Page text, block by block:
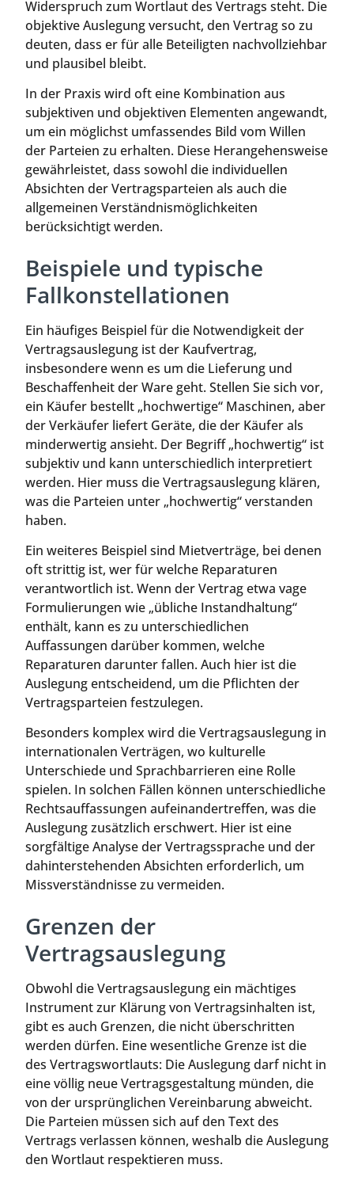
Widerspruch zum Wortlaut des Vertrags steht. Die
objektive Auslegung versucht, den Vertrag so zu
deuten, dass er für alle Beteiligten nachvollziehbar
und plausibel bleibt.
In der Praxis wird oft eine Kombination aus
subjektiven und objektiven Elementen angewandt,
um ein möglichst umfassendes Bild vom Willen
der Parteien zu erhalten. Diese Herangehensweise
gewährleistet, dass sowohl die individuellen
Absichten der Vertragsparteien als auch die
allgemeinen Verständnismöglichkeiten
berücksichtigt werden.
Beispiele und typische
Fallkonstellationen
Ein häufiges Beispiel für die Notwendigkeit der
Vertragsauslegung ist der Kaufvertrag,
insbesondere wenn es um die Lieferung und
Beschaffenheit der Ware geht. Stellen Sie sich vor,
ein Käufer bestellt „hochwertige“ Maschinen, aber
der Verkäufer liefert Geräte, die der Käufer als
minderwertig ansieht. Der Begriff „hochwertig“ ist
subjektiv und kann unterschiedlich interpretiert
werden. Hier muss die Vertragsauslegung klären,
was die Parteien unter „hochwertig“ verstanden
haben.
Ein weiteres Beispiel sind Mietverträge, bei denen
oft strittig ist, wer für welche Reparaturen
verantwortlich ist. Wenn der Vertrag etwa vage
Formulierungen wie „übliche Instandhaltung“
enthält, kann es zu unterschiedlichen
Auffassungen darüber kommen, welche
Reparaturen darunter fallen. Auch hier ist die
Auslegung entscheidend, um die Pflichten der
Vertragsparteien festzulegen.
Besonders komplex wird die Vertragsauslegung in
internationalen Verträgen, wo kulturelle
Unterschiede und Sprachbarrieren eine Rolle
spielen. In solchen Fällen können unterschiedliche
Rechtsauffassungen aufeinandertreffen, was die
Auslegung zusätzlich erschwert. Hier ist eine
sorgfältige Analyse der Vertragssprache und der
dahinterstehenden Absichten erforderlich, um
Missverständnisse zu vermeiden.
Grenzen der
Vertragsauslegung
Obwohl die Vertragsauslegung ein mächtiges
Instrument zur Klärung von Vertragsinhalten ist,
gibt es auch Grenzen, die nicht überschritten
werden dürfen. Eine wesentliche Grenze ist die
des Vertragswortlauts: Die Auslegung darf nicht in
eine völlig neue Vertragsgestaltung münden, die
von der ursprünglichen Vereinbarung abweicht.
Die Parteien müssen sich auf den Text des
Vertrags verlassen können, weshalb die Auslegung
den Wortlaut respektieren muss.